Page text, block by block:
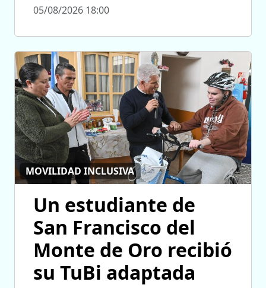
05/08/2026 18:00
MOVILIDAD INCLUSIVA
Un estudiante de
San Francisco del
Monte de Oro recibió
su TuBi adaptada